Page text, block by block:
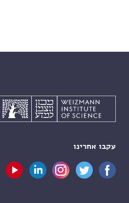
עקבו אחרינו